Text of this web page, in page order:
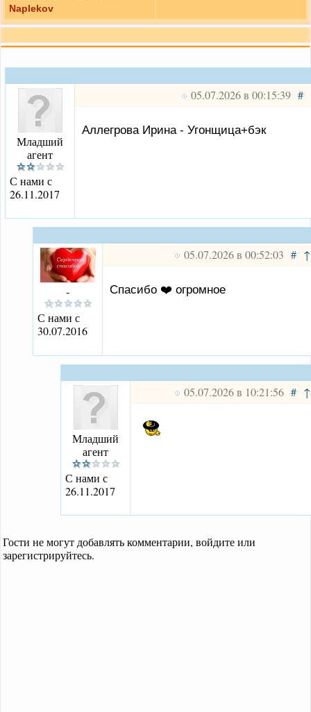
Naplekov
Младший
агент
С нами с
26.11.2017
05.07.2026 в 00:15:39 #
Аллегрова Ирина - Угонщица+бэк
-
С нами с
30.07.2016
05.07.2026 в 00:52:03 # ↑
Спасибо ❤️ огромное
Младший
агент
С нами с
26.11.2017
05.07.2026 в 10:21:56 # ↑
Гости не могут добавлять комментарии, войдите или
зарегистрируйтесь.